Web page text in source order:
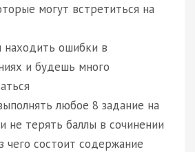
могут встретиться на
находить ошибки в
и будешь много
любое 8 задание на
не терять баллы в сочинении
чего состоит содержание